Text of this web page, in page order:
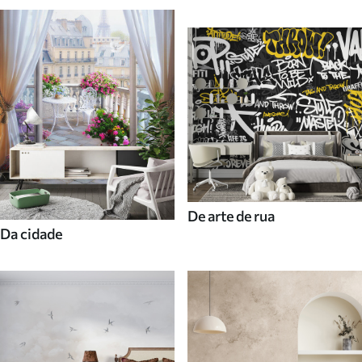
Da cidade
De arte de rua